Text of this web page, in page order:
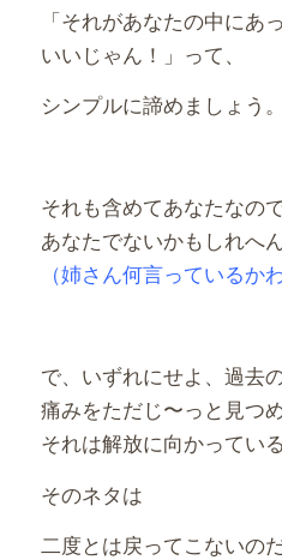
「それがあなたの中にあ
いいじゃん！」って、
シンプルに諦めましょう。
それも含めてあなたなので
あなたでないかもしれへん
（姉さん何言っているか
で、いずれにせよ、過去
痛みをただじ〜っと見つめ
それは解放に向かっている
そのネタは
二度とは戻ってこないのだ